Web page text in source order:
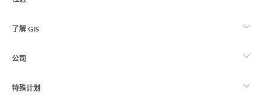
制图
Esri 社区
ArcGIS 博客
了解 GIS
什么是 GIS？
公司
关于 Esri
特殊计划